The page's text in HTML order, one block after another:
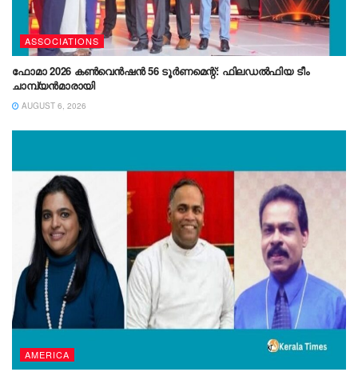
ASSOCIATIONS
ഫോമാ 2026 കൺവെൻഷൻ 56 ടൂർണമെന്റ്: ഫിലഡൽഫിയ ടീം
ചാമ്പ്യൻമാരായി
AUGUST 6, 2026
AMERICA